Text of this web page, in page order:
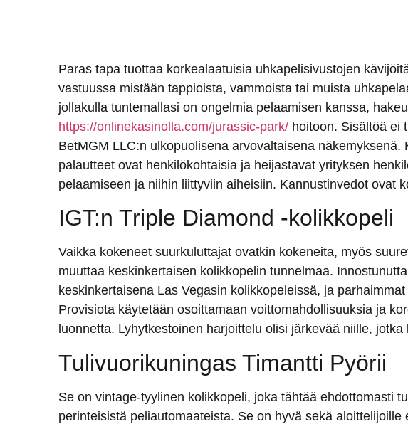
Paras tapa tuottaa korkealaatuisia uhkapelisivustojen
vastuussa mistään tappioista, vammoista tai muista
jollakulla tuntemallasi on ongelmia pelaamisen kanssa,
https://onlinekasinolla.com/jurassic-park/ hoitoon. Sisältöä ei
BetMGM LLC:n ulkopuolisena arvovaltaisena näkemyksenä.
palautteet ovat henkilökohtaisia ​​ja heijastavat yrityksen
pelaamiseen ja niihin liittyviin aiheisiin. Kannustinvedot ovat
IGT:n Triple Diamond -kolikkopeli
Vaikka kokeneet suurkuluttajat ovatkin kokeneita, myös
muuttaa keskinkertaisen kolikkopelin tunnelmaa.
keskinkertaisena Las Vegasin kolikkopeleissä, ja
Provisiota käytetään osoittamaan voittomahdollisuuksia ja
luonnetta. Lyhytkestoinen harjoittelu olisi järkevää niille,
Tulivuorikuningas Timantti Pyörii
Se on vintage-tyylinen kolikkopeli, joka tähtää ehdottomasti
perinteisistä peliautomaateista. Se on hyvä sekä